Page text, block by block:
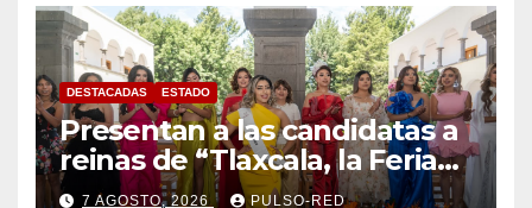
DESTACADAS ESTADO
Presentan a las candidatas a
reinas de “Tlaxcala, la Feria
de Ferias 2026: La Flor
7 AGOSTO, 2026 PULSO-RED